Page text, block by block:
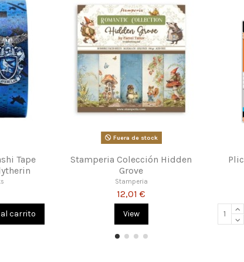
Silicona
€
al carrito
Plico Cinta de Cierre
Autoadhesiva
Plico
23,51 €